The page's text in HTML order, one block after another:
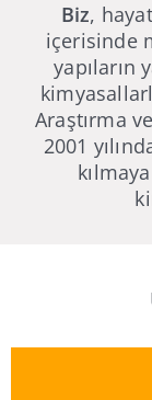
Biz,
içerisinde
yapıların
Araştırma
2001